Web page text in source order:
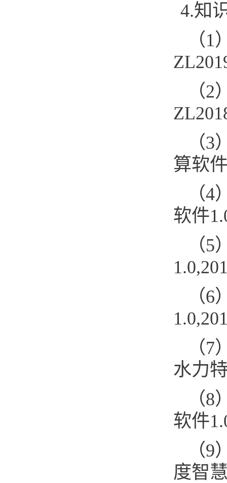
4.知
（
（
（
算软
（
软件
（
（
（
水力
（
软件
（
度智